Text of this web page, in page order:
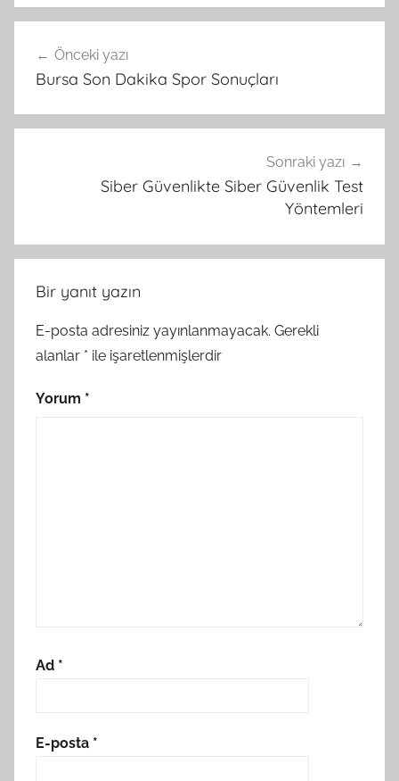
gezinmesi
Önceki yazı
Bursa Son Dakika Spor Sonuçları
Sonraki yazı
Siber Güvenlikte Siber Güvenlik Test
Yöntemleri
Bir yanıt yazın
E-posta adresiniz yayınlanmayacak. Gerekli
alanlar * ile işaretlenmişlerdir
Yorum *
Ad *
E-posta *